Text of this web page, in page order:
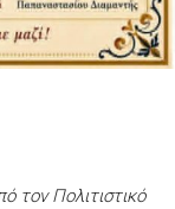
τον Πολιτιστικό